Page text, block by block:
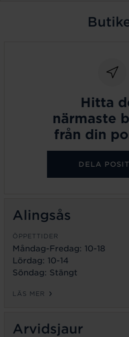
Hitta
närmaste
från din
DELA
Alingsås
ÖPPETTIDER
Måndag-Fredag: 10-18
Lördag: 10-14
Söndag: Stängt
LÄS MER
Arvidsjaur